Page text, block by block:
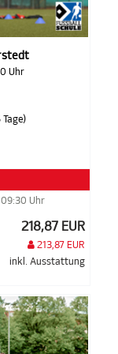
Uhr
Uhr
218,87 EUR
213,87 EUR
inkl. Ausstattung